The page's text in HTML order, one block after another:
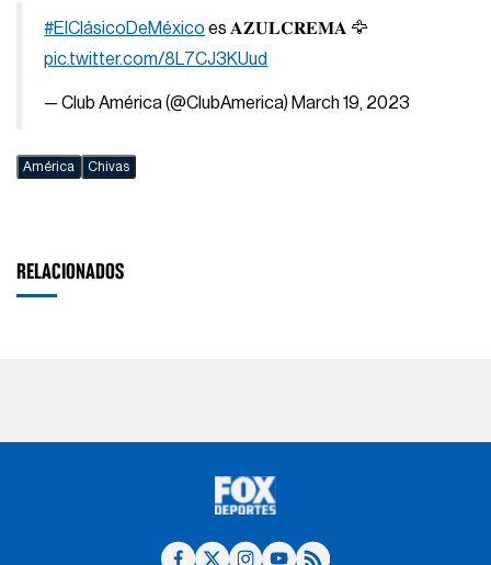
#ElClásicoDeMéxico es 𝐀𝐙𝐔𝐋𝐂𝐑𝐄𝐌𝐀 🦅
pic.twitter.com/8L7CJ3KUud
— Club América (@ClubAmerica) March 19, 2023
América Chivas
RELACIONADOS